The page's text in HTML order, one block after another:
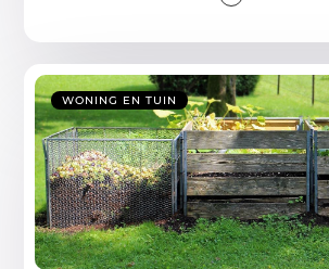
WONING EN TUIN